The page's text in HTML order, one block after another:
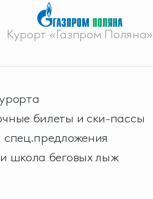
Курорт «Газпром Поляна»
билеты и ски-пассы
школа беговых лыж